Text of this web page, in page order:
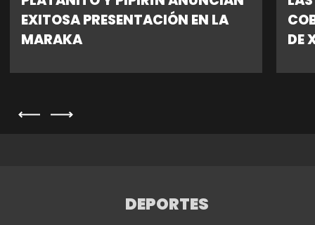
EXITOSA PRESENTACIÓN EN LA
MARAKA
DE
DEPORTES